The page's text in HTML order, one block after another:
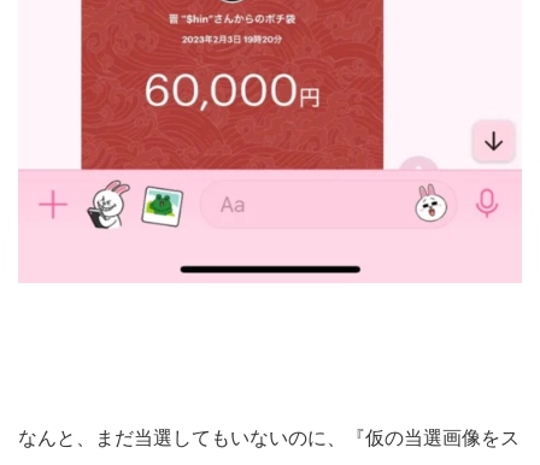
なんと、まだ当選してもいないのに、『仮の当選画像をス